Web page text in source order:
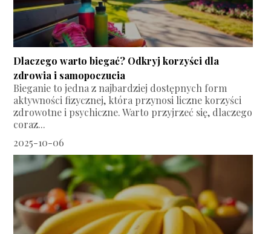
Dlaczego warto biegać? Odkryj korzyści dla
zdrowia i samopoczucia
Bieganie to jedna z najbardziej dostępnych form
aktywności fizycznej, która przynosi liczne korzyści
zdrowotne i psychiczne. Warto przyjrzeć się, dlaczego
coraz...
2025-10-06